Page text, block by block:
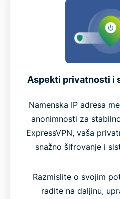
Aspekti privatnosti i
Namenska IP adresa
anonimnosti za
ExpressVPN, vaša
snažno šifrovanje i
Razmislite o svojim
radite na daljinu,